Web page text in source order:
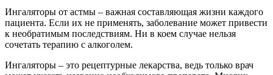
Ингаляторы от астмы – важная составляющая жизни каждого
пациента. Если их не применять, заболевание может привести
к необратимым последствиям. Ни в коем случае нельзя
сочетать терапию с алкоголем.
Ингаляторы – это рецептурные лекарства, ведь только врач